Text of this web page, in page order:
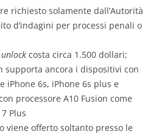
richiesto solamente dall’Autorità
d’indagini per processi penali o
unlock costa circa 1.500 dollari;
supporta ancora i dispositivi con
iPhone 6s, iPhone 6s plus e
processore A10 Fusion come
Plus
viene offerto soltanto presso le